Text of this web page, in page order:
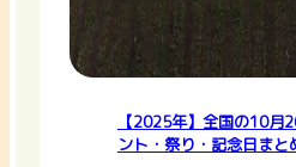
【2025年】全国の10月
ント・祭り・記念日まと